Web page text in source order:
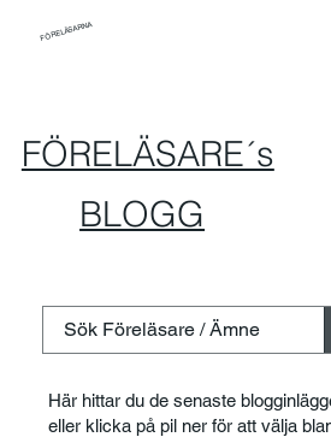
FÖRELÄSARNA
FÖRELÄSARE´s
BLOGG
Här hittar du de senaste
eller klicka på pil ner för att välja